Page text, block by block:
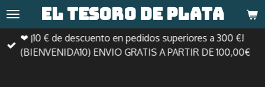
Ir
al
contenido
principal
El tesoro de plata
❤ ¡10 € de descuento en pedidos superiores a 300 €!
(BIENVENIDA10) ENVIO GRATIS A PARTIR DE 100,00€